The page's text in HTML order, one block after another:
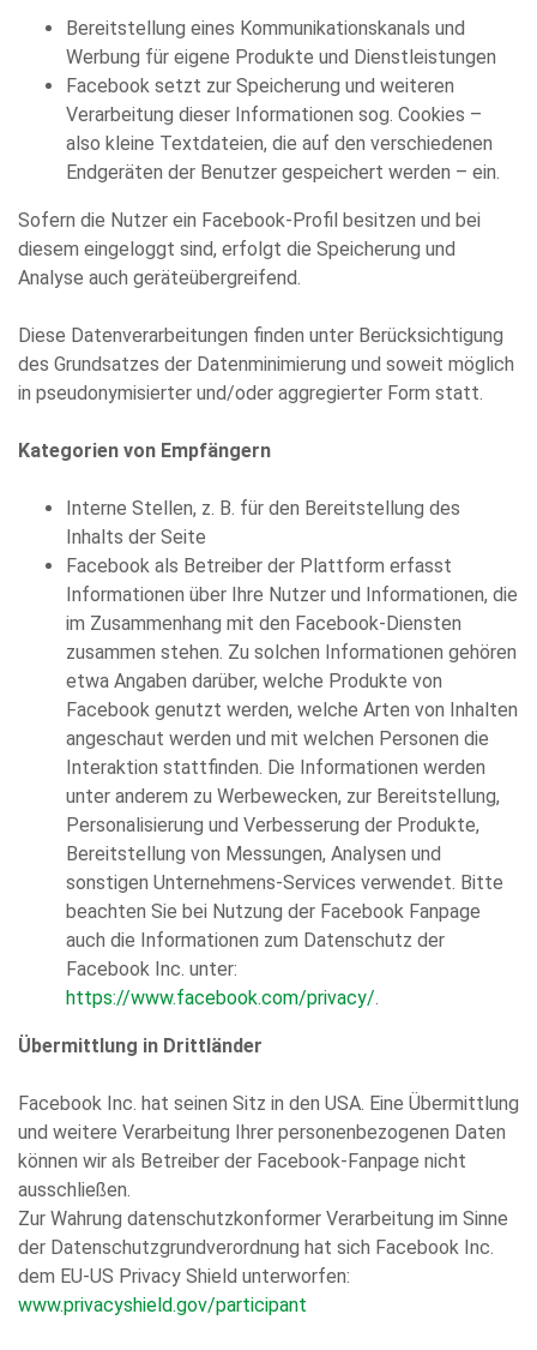
Bereitstellung eines Kommunikationskanals und
Werbung für eigene Produkte und Dienstleistungen
Facebook setzt zur Speicherung und weiteren
Verarbeitung dieser Informationen sog. Cookies –
also kleine Textdateien, die auf den verschiedenen
Endgeräten der Benutzer gespeichert werden – ein.
Sofern die Nutzer ein Facebook-Profil besitzen und bei
diesem eingeloggt sind, erfolgt die Speicherung und
Analyse auch geräteübergreifend.
Diese Datenverarbeitungen finden unter Berücksichtigung
des Grundsatzes der Datenminimierung und soweit möglich
in pseudonymisierter und/oder aggregierter Form statt.
Kategorien von Empfängern
Interne Stellen, z. B. für den Bereitstellung des
Inhalts der Seite
Facebook als Betreiber der Plattform erfasst
Informationen über Ihre Nutzer und Informationen, die
im Zusammenhang mit den Facebook-Diensten
zusammen stehen. Zu solchen Informationen gehören
etwa Angaben darüber, welche Produkte von
Facebook genutzt werden, welche Arten von Inhalten
angeschaut werden und mit welchen Personen die
Interaktion stattfinden. Die Informationen werden
unter anderem zu Werbewecken, zur Bereitstellung,
Personalisierung und Verbesserung der Produkte,
Bereitstellung von Messungen, Analysen und
sonstigen Unternehmens-Services verwendet. Bitte
beachten Sie bei Nutzung der Facebook Fanpage
auch die Informationen zum Datenschutz der
Facebook Inc. unter:
https://www.facebook.com/privacy/.
Übermittlung in Drittländer
Facebook Inc. hat seinen Sitz in den USA. Eine Übermittlung
und weitere Verarbeitung Ihrer personenbezogenen Daten
können wir als Betreiber der Facebook-Fanpage nicht
ausschließen.
Zur Wahrung datenschutzkonformer Verarbeitung im Sinne
der Datenschutzgrundverordnung hat sich Facebook Inc.
dem EU-US Privacy Shield unterworfen:
www.privacyshield.gov/participant